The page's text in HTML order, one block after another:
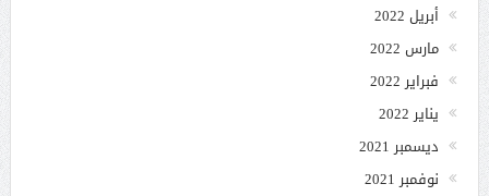
أبريل 2022
مارس 2022
فبراير 2022
يناير 2022
ديسمبر 2021
نوفمبر 2021